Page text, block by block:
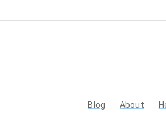
Blog About